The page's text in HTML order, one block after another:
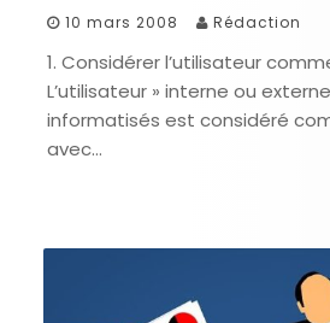
10 mars 2008 Rédaction
1. Considérer l’utilisateur
L’utilisateur » interne ou
informatisés est considéré
avec…